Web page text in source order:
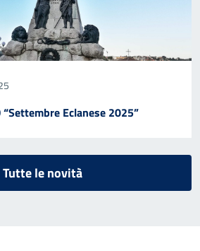
“Settembre Eclanese 2025”
Tutte le novità